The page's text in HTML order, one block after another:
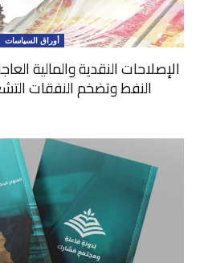
أوراق السياسات
الإصلاحات النقدية والمالية
النفط وتضخم النفقات